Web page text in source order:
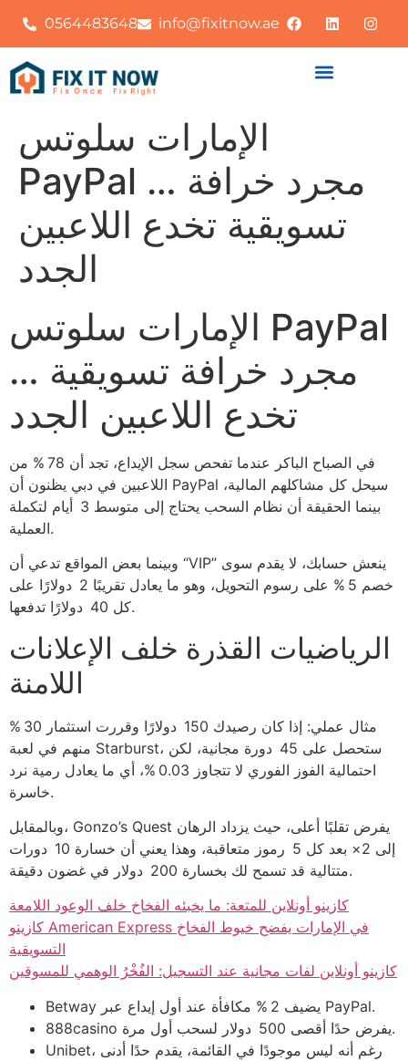
0564483648 info@fixitnow.ae
الإمارات سلوتس
PayPal … مجرد خرافة
تسويقية تخدع اللاعبين
الجدد
الإمارات سلوتس PayPal
… مجرد خرافة تسويقية
تخدع اللاعبين الجدد
في الصباح الباكر عندما تفحص سجل الإيداع، تجد أن 78 % من
اللاعبين في دبي يظنون أن PayPal سيحل كل مشاكلهم المالية،
بينما الحقيقة أن نظام السحب يحتاج إلى متوسط 3 أيام لتكملة
العملية.
وبينما بعض المواقع تدعي أن “VIP” ينعش حسابك، لا يقدم سوى
خصم 5 % على رسوم التحويل، وهو ما يعادل تقريبًا 2 دولارًا على
كل 40 دولارًا تدفعها.
الرياضيات القذرة خلف الإعلانات
اللامنة
مثال عملي: إذا كان رصيدك 150 دولارًا وقررت استثمار 30 %
منهم في لعبة Starburst، ستحصل على 45 دورة مجانية، لكن
احتمالية الفوز الفوري لا تتجاوز 0.03 %، أي ما يعادل رمية نرد
خاسرة.
وبالمقابل، Gonzo’s Quest يفرض تقلبًا أعلى، حيث يزداد الرهان
إلى 2× بعد كل 5 رموز متعاقبة، وهذا يعني أن خسارة 10 دورات
متتالية قد تسمح لك بخسارة 200 دولار في غضون دقيقة.
كازينو أونلاين للمتعة: ما يخبئه الفخاخ خلف الوعود اللامعة
كازينو American Express في الإمارات يفضح خيوط الفخاخ
التسويقية
كازينو أونلاين لفات مجانية عند التسجيل: الفُخْرُ الوهمي للمسوقين
Betway يضيف 2 % مكافأة عند أول إيداع عبر PayPal.
888casino يفرض حدًا أقصى 500 دولار لسحب أول مرة.
Unibet، رغم أنه ليس موجودًا في القائمة، يقدم حدًا أدنى